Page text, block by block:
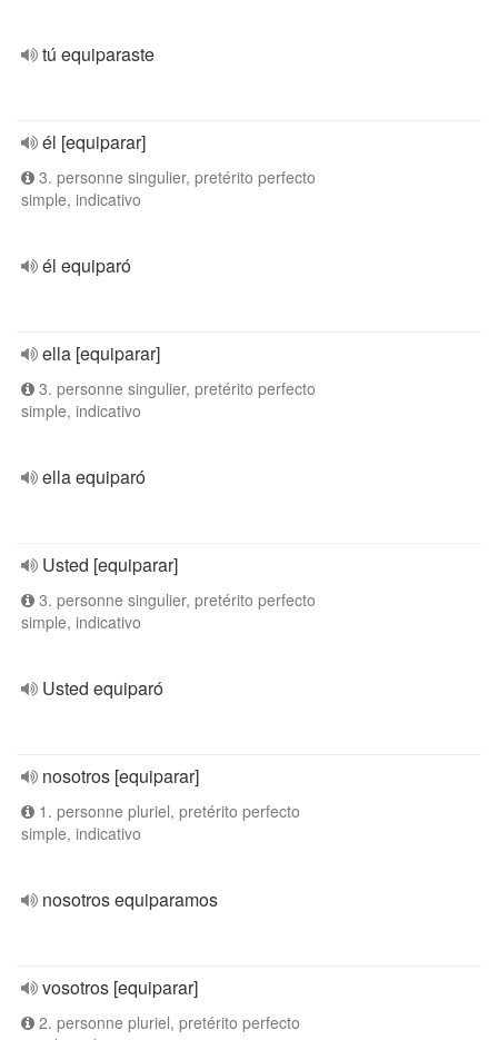
tú equiparaste
él [equiparar]
3. personne singulier, pretérito perfecto
simple, indicativo
él equiparó
ella [equiparar]
3. personne singulier, pretérito perfecto
simple, indicativo
ella equiparó
Usted [equiparar]
3. personne singulier, pretérito perfecto
simple, indicativo
Usted equiparó
nosotros [equiparar]
1. personne pluriel, pretérito perfecto
simple, indicativo
nosotros equiparamos
vosotros [equiparar]
2. personne pluriel, pretérito perfecto